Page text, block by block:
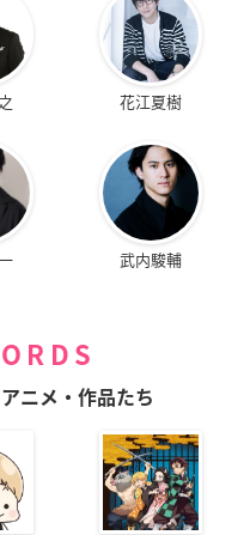
花江夏樹
武内駿輔
ニメ・作品たち